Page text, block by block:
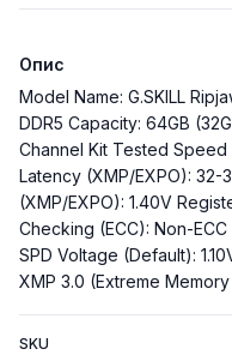
Опис
Model Name: G.SKILL
DDR5 Capacity: 64GB
Channel Kit Tested
Latency (XMP/EXPO):
(XMP/EXPO): 1.40V
Checking (ECC): Non-
SPD Voltage (Default):
XMP 3.0 (Extreme
SKU